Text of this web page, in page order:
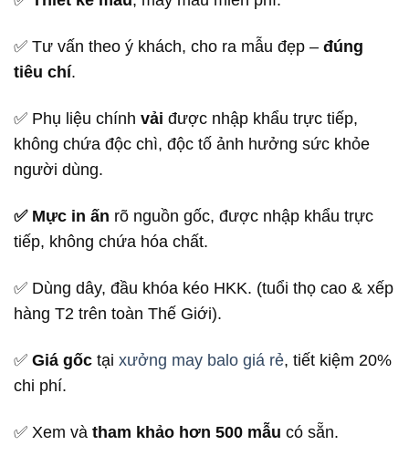
✅ Tư vấn theo ý khách, cho ra mẫu đẹp – đúng
tiêu chí.
✅ Phụ liệu chính vải được nhập khẩu trực tiếp,
không chứa độc chì, độc tố ảnh hưởng sức khỏe
người dùng.
✅ Mực in ấn rõ nguồn gốc, được nhập khẩu trực
tiếp, không chứa hóa chất.
✅ Dùng dây, đầu khóa kéo HKK. (tuổi thọ cao & xếp
hàng T2 trên toàn Thế Giới).
✅ Giá gốc tại xưởng may balo giá rẻ, tiết kiệm 20%
chi phí.
✅ Xem và tham khảo hơn 500 mẫu có sẵn.